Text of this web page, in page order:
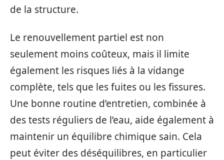
de la structure.
Le renouvellement partiel est non
seulement moins coûteux, mais il limite
également les risques liés à la vidange
complète, tels que les fuites ou les fissures.
Une bonne routine d’entretien, combinée à
des tests réguliers de l’eau, aide également à
maintenir un équilibre chimique sain. Cela
peut éviter des déséquilibres, en particulier